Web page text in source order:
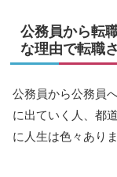
公務員から転
な理由で転職
公務員から公務員
に出ていく人、都
に人生は色々あり